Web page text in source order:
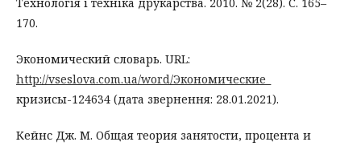
170.
Экономический словарь. URL:
http://vseslova.com.ua/word/Экономические_
кризисы-124634 (дата звернення: 28.01.2021).
Кейнс Дж. М. Общая теория занятости, процента и